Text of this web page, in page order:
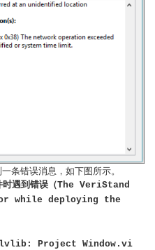
条错误消息，如下图所示。
时遇到错误（The VeriStand
while deploying the
Project Window.vi